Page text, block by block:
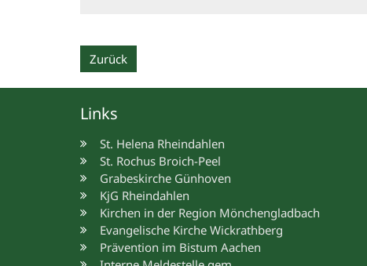
Zurück
Links
St. Helena Rheindahlen
St. Rochus Broich-Peel
Grabeskirche Günhoven
KjG Rheindahlen
Kirchen in der Region Mönchengladbach
Evangelische Kirche Wickrathberg
Prävention im Bistum Aachen